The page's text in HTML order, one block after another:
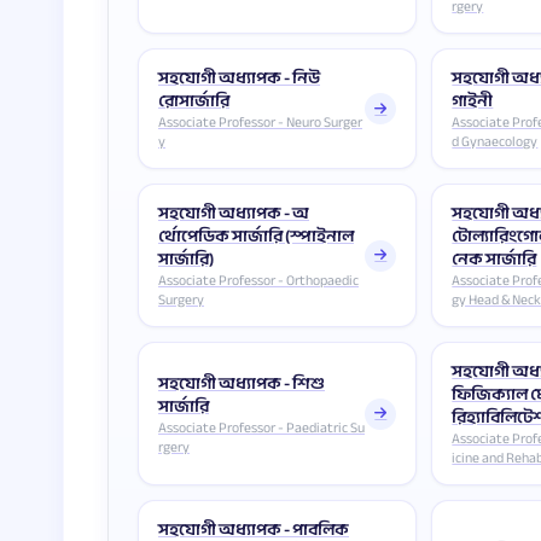
rgery
সহযোগী অধ্যাপক - নিউ
রোসার্জারি
Associate Professor - Neuro Surger
y
সহযোগী
গাইনী
Associate
d Gynaecology
সহযোগী অধ্যাপক - অ
র্থোপেডিক সার্জারি (স্পাইনাল
সার্জারি)
Associate Professor - Orthopaedic
Surgery
সহযোগী
নেক সার্জারি
Associate
gy Head &
সহযোগী অধ্যাপক - শিশু
সার্জারি
Associate Professor - Paediatric Su
rgery
সহযোগী
ফিজিক্যাল
Associate
icine and
সহযোগী অধ্যাপক - পাবলিক